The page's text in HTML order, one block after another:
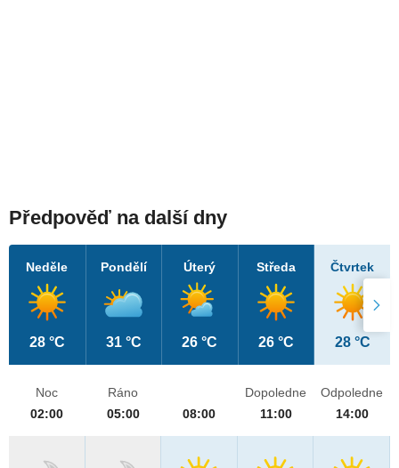
Předpověď na další dny
Neděle
28 °C
Pondělí
31 °C
Úterý
26 °C
Středa
26 °C
Čtvrtek
28 °C
Noc
02:00
Ráno
05:00
08:00
Dopoledne
11:00
Odpoledne
14:00